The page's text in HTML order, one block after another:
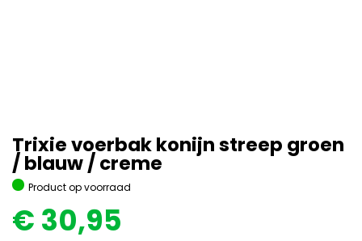
Trixie voerbak konijn streep groen
/ blauw / creme
Product op voorraad
€ 30,95